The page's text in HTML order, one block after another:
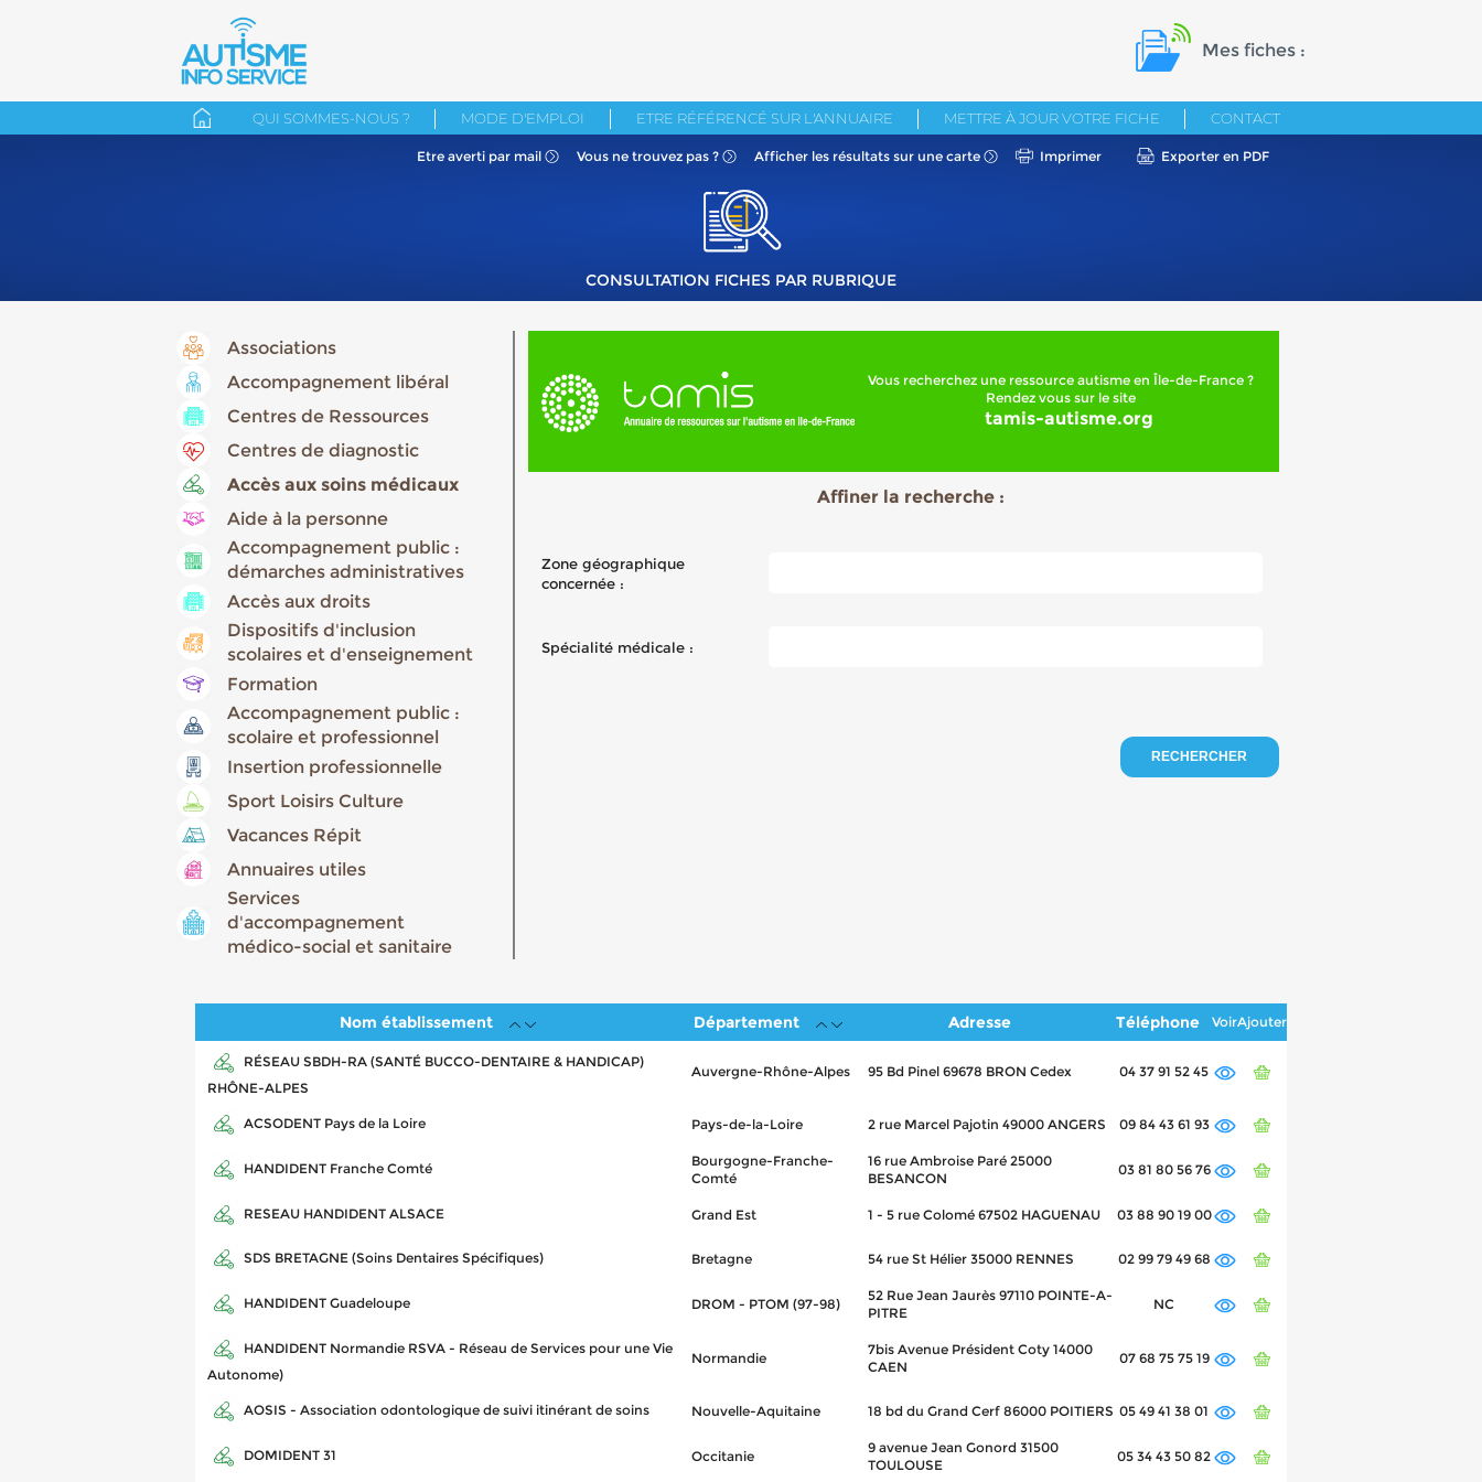
Mes fiches :
QUI SOMMES-NOUS ? MODE D'EMPLOI ETRE RÉFÉRENCÉ SUR L'ANNUAIRE METTRE À JOUR VOTRE FICHE CONTACT
Etre averti par mail Vous ne trouvez pas ? Afficher les résultats sur une carte Imprimer Exporter en PDF
CONSULTATION FICHES PAR RUBRIQUE
Associations
Accompagnement libéral
Centres de Ressources
Centres de diagnostic
Accès aux soins médicaux
Aide à la personne
Accompagnement public :
démarches administratives
Accès aux droits
Dispositifs d'inclusion
scolaires et d'enseignement
Formation
Accompagnement public :
scolaire et professionnel
Insertion professionnelle
Sport Loisirs Culture
Vacances Répit
Annuaires utiles
Services
d'accompagnement
médico-social et sanitaire
Vous recherchez une ressource autisme en Île-de-France ?
Rendez vous sur le site
tamis-autisme.org
Affiner la recherche :
Zone géographique
concernée :
Spécialité médicale :
RECHERCHER
Nom établissement Département Adresse Téléphone VoirAjouter
RÉSEAU SBDH-RA (SANTÉ BUCCO-DENTAIRE & HANDICAP)
RHÔNE-ALPES
Auvergne-Rhône-Alpes 95 Bd Pinel 69678 BRON Cedex 04 37 91 52 45
ACSODENT Pays de la Loire Pays-de-la-Loire 2 rue Marcel Pajotin 49000 ANGERS 09 84 43 61 93
HANDIDENT Franche Comté
Bourgogne-Franche-
Comté
16 rue Ambroise Paré 25000
BESANCON
03 81 80 56 76
RESEAU HANDIDENT ALSACE Grand Est 1 - 5 rue Colomé 67502 HAGUENAU 03 88 90 19 00
SDS BRETAGNE (Soins Dentaires Spécifiques) Bretagne 54 rue St Hélier 35000 RENNES 02 99 79 49 68
HANDIDENT Guadeloupe DROM - PTOM (97-98)
52 Rue Jean Jaurès 97110 POINTE-A-
PITRE
NC
HANDIDENT Normandie RSVA - Réseau de Services pour une Vie
Autonome)
Normandie
7bis Avenue Président Coty 14000
CAEN
07 68 75 75 19
AOSIS - Association odontologique de suivi itinérant de soins Nouvelle-Aquitaine 18 bd du Grand Cerf 86000 POITIERS 05 49 41 38 01
DOMIDENT 31 Occitanie
9 avenue Jean Gonord 31500
TOULOUSE
05 34 43 50 82